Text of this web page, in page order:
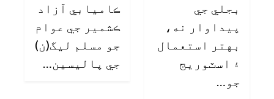
بجلي جي
پيداوار نه،
بهتر استعمال
۽ اسٽوريج
جو…
ڪاميابي آزاد
ڪشمير جي عوام
جو مسلم ليگ(ن)
جي پاليسين…